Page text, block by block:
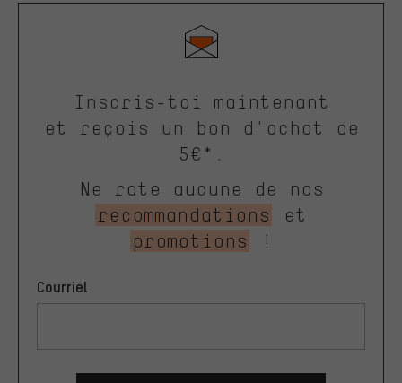
Inscris-toi maintenant
et reçois un bon d'achat de
5€*.
Ne rate aucune de nos
recommandations
et
promotions
!
Courriel